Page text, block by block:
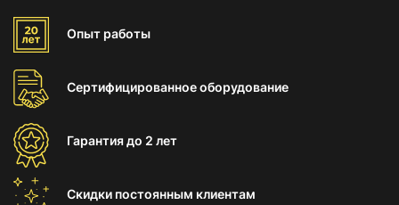
Опыт работы
Сертифицированноеоборудование
Гарантиядо 2 лет
Скидки постоянным клиентам